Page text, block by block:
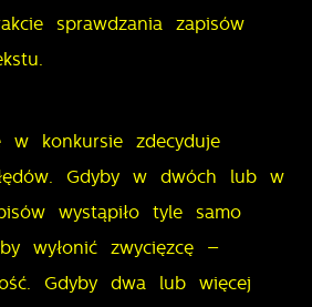
sprawdzania zapisów
w konkursie zdecyduje
Gdyby w dwóch lub w
wystąpiło tyle samo
wyłonić zwycięzcę –
Gdyby dwa lub więcej